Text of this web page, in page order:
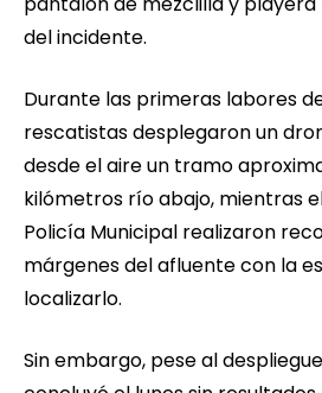
del incidente.
Durante las primeras labores
rescatistas desplegaron un
desde el aire un tramo
kilómetros río abajo, mientras
Policía Municipal realizaron
márgenes del afluente con la
localizarlo.
Sin embargo, pese al